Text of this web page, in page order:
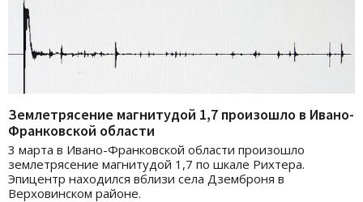
Землетрясение магнитудой 1,7 произошло в Ивано-
Франковской области
3 марта в Ивано-Франковской области произошло
землетрясение магнитудой 1,7 по шкале Рихтера.
Эпицентр находился вблизи села Дземброня в
Верховинском районе.